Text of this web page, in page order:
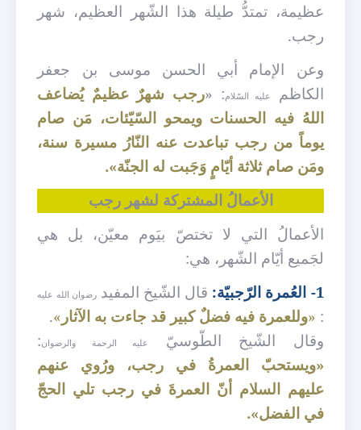
عظيمة، تمتدُّ طيلة هذا الشّهر العظيم، شهر
رجب.
وعن الإمام أبي الحسن موسى بن جعفر
الكاظم
عليه السّلام: «رجب شهرٌ عظيمٌ يُضاعف
اللهُ فيه الحسنات ويمحو السّيّئات، مَن صام
يوماً من رجب تباعدت عنه النّارُ مسيرة سنة،
ومَن صام ثلاثة أيّامٍ وَجَبت له الجنّة».
الأعمالُ المشتركة لشهر رجب
الأعمالُ التي لا تختصّ بيَوم معيّن، بل هي
لجَميع أيّام الشّهر، هي:
1- العُمرة الرّجبيّة:
قال الشّيخ المفيدرضوان الله عليه
:
«وللعمرة فيه فضلٌ كبير قد جاءت به الآثار »
.
وقال الشّيخ الطّوسيّ
عليه الرحمة والرضوان:
«ويستحبّ العمرةُ في رجب، ورُوي عنهم
عليهم السلام أنّ العمرةَ في رجب تلي الحجّ
في الفضل».